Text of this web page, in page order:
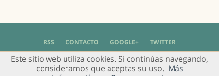
RSS CONTACTO GOOGLE+ TWITTER
© 2004 - 2018 Grupo de Usuarios de Gimp en Español -Política de Privacidad
Aviso Legal
Este sitio web utiliza cookies. Si continúas navegando,
consideramos que aceptas su uso. Más